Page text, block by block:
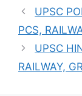
UPSC
PCS,
UPSC
RAILWAY,